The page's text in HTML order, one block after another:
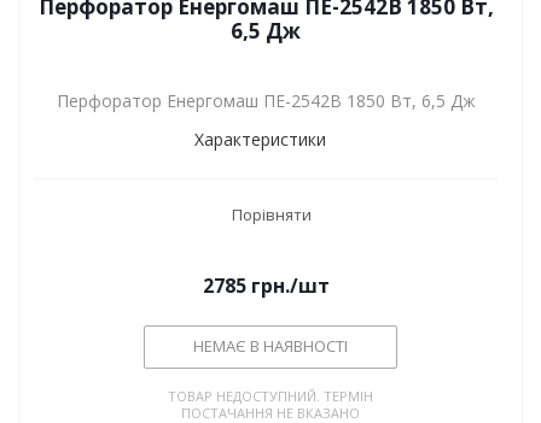
Перфоратор Енергомаш ПЕ-2542В 1850 Вт,
6,5 Дж
Перфоратор Енергомаш ПЕ-2542В 1850 Вт, 6,5 Дж
Характеристики
Порівняти
2785 грн./шт
НЕМАЄ В НАЯВНОСТІ
ТОВАР НЕДОСТУПНИЙ. ТЕРМІН
ПОСТАЧАННЯ НЕ ВКАЗАНО